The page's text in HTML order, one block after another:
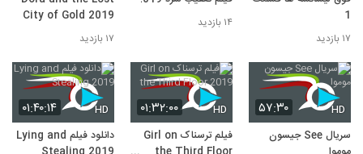
1
۱۷ بازدید
۱۴ بازدید
City of Gold 2019
۱۷ بازدید
۵۷:۳۰ HD
سریال See جیسون
۰۱:۳۲:۰۰ HD
فیلم ترسناک Girl on
۰۱:۴۰:۱۴ HD
دانلود فیلم Lying and